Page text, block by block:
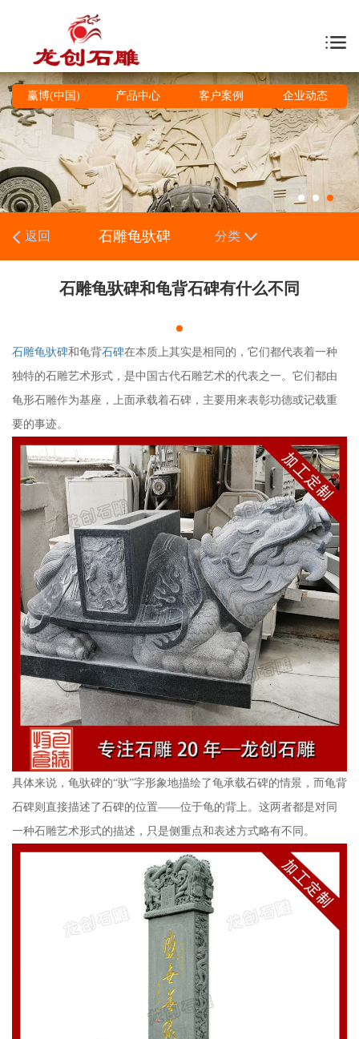
赢博(中国) 产品中心 客户案例 企业动态
返回 石雕龟驮碑 分类
石雕龟驮碑和龟背石碑有什么不同
石雕龟驮碑和龟背石碑在本质上其实是相同的，它们都代表着一种
独特的石雕艺术形式，是中国古代石雕艺术的代表之一。它们都由
龟形石雕作为基座，上面承载着石碑，主要用来表彰功德或记载重
要的事迹。
具体来说，龟驮碑的“驮”字形象地描绘了龟承载石碑的情景，而龟背
石碑则直接描述了石碑的位置——位于龟的背上。这两者都是对同
一种石雕艺术形式的描述，只是侧重点和表述方式略有不同。